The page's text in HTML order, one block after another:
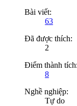
Bài viết:
63
Đã được thích:
2
Điểm thành tích:
8
Nghề nghiệp:
Tự do